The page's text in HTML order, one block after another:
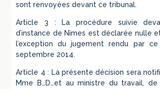
sont renvoyées devant ce tribunal.
Article 3 : La procédure suivie
d’instance de Nîmes est déclarée nulle
l’exception du jugement rendu par
septembre 2014.
Article 4 : La présente décision sera
Mme B…D…et au ministre du travail, de